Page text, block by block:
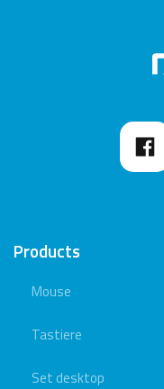
Products
Mouse
Tastiere
Set desktop